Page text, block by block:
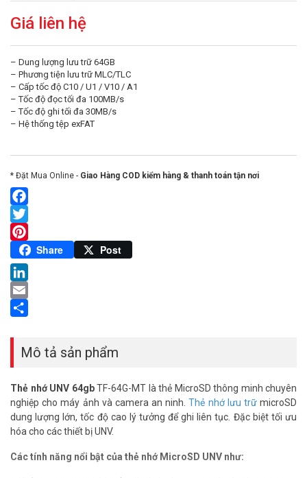
Giá liên hệ
– Dung lượng lưu trữ 64GB
– Phương tiện lưu trữ MLC/TLC
– Cấp tốc độ C10 / U1 / V10 / A1
– Tốc độ đọc tối đa 100MB/s
– Tốc độ ghi tối đa 30MB/s
– Hệ thống tệp exFAT
* Đặt Mua Online - Giao Hàng COD kiểm hàng & thanh toán tận nơi
Facebook
Twitter
Pinterest
Share Post
LinkedIn
Email
Mô tả sản phẩm
Thẻ nhớ UNV 64gbTF-64G-MT là thẻ MicroSD thông minh chuyên
nghiệp cho máy ảnh và camera an ninh.Thẻ nhớ lưu trữmicroSD
dung lượng lớn, tốc độ cao lý tưởng để ghi liên tục. Đặc biệt tối ưu
hóa cho các thiết bị UNV.
Các tính năng nổi bật của thẻ nhớ MicroSD UNV như: